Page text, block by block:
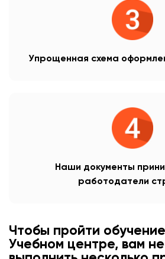
Упрощенная схема
Наши документы
работодатели
Чтобы пройти
Учебном центре, вам